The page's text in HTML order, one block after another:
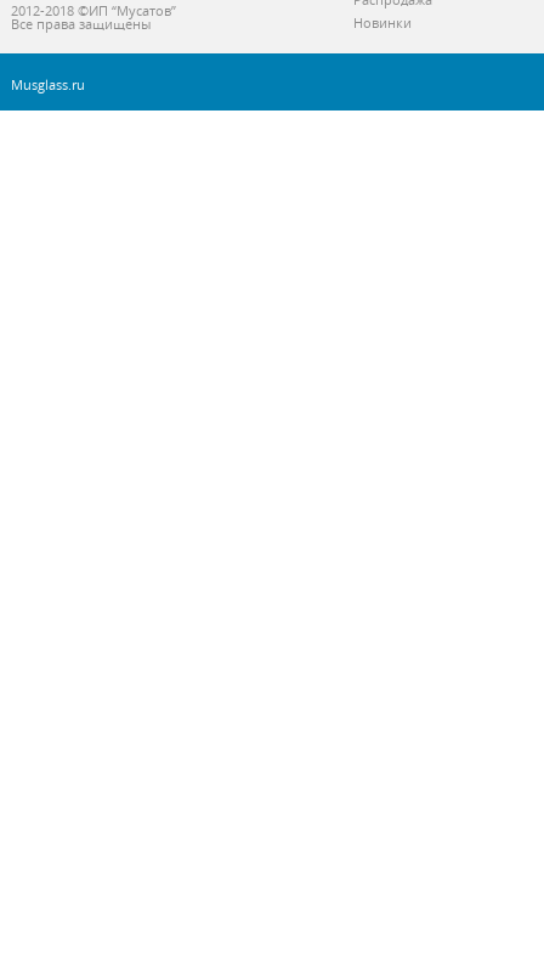
2012-2018 ©ИП “Мусатов”
Все права защищены
Новинки
Musglass.ru